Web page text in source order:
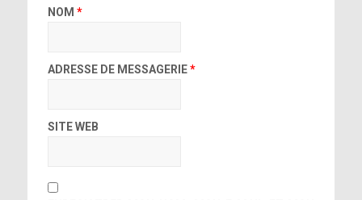
NOM *
ADRESSE DE MESSAGERIE*
SITE WEB